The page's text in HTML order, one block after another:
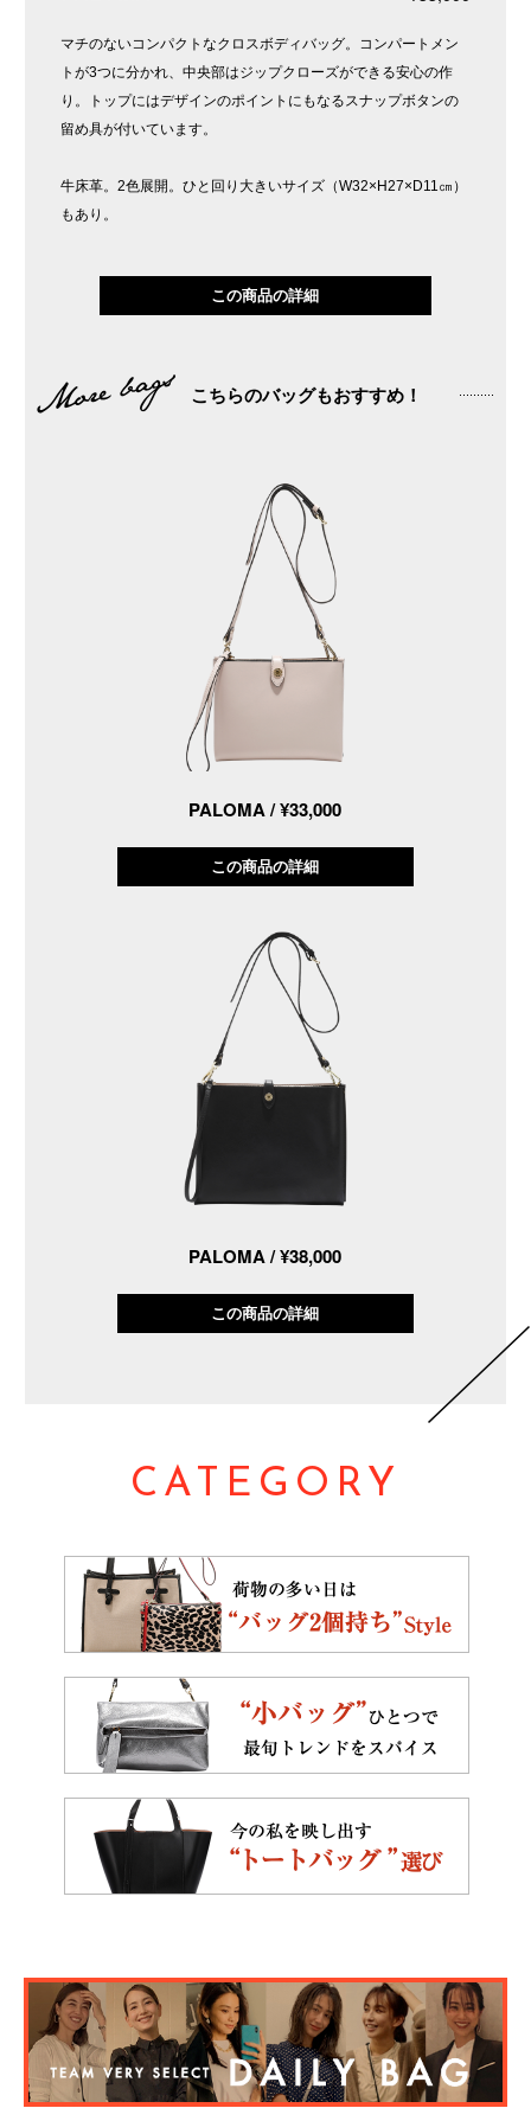
マチのないコンパクトなクロスボディバッグ。コンパートメン
トが3つに分かれ、中央部はジップクローズができる安心の作
り。トップにはデザインのポイントにもなるスナップボタンの
留め具が付いています。
牛床革。2色展開。ひと回り大きいサイズ（W32×H27×D11㎝）
もあり。
この商品の詳細
こちらのバッグもおすすめ！
PALOMA / ¥33,000
この商品の詳細
PALOMA / ¥38,000
この商品の詳細
CATEGORY